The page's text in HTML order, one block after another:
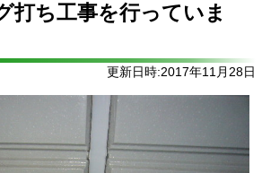
打ち工事を行っていま
更新日時:2017年11月28日